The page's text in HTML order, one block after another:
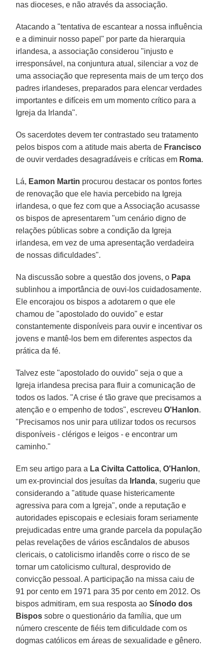
nas dioceses, e não através da associação.
Atacando a "tentativa de escantear a nossa influência
e a diminuir nosso papel" por parte da hierarquia
irlandesa, a associação considerou "injusto e
irresponsável, na conjuntura atual, silenciar a voz de
uma associação que representa mais de um terço dos
padres irlandeses, preparados para elencar verdades
importantes e difíceis em um momento crítico para a
Igreja da Irlanda".
Os sacerdotes devem ter contrastado seu tratamento
pelos bispos com a atitude mais aberta de Francisco
de ouvir verdades desagradáveis e críticas em Roma.
Lá, Eamon Martin procurou destacar os pontos fortes
de renovação que ele havia percebido na Igreja
irlandesa, o que fez com que a Associação acusasse
os bispos de apresentarem "um cenário digno de
relações públicas sobre a condição da Igreja
irlandesa, em vez de uma apresentação verdadeira
de nossas dificuldades".
Na discussão sobre a questão dos jovens, o Papa
sublinhou a importância de ouvi-los cuidadosamente.
Ele encorajou os bispos a adotarem o que ele
chamou de "apostolado do ouvido" e estar
constantemente disponíveis para ouvir e incentivar os
jovens e mantê-los bem em diferentes aspectos da
prática da fé.
Talvez este "apostolado do ouvido" seja o que a
Igreja irlandesa precisa para fluir a comunicação de
todos os lados. "A crise é tão grave que precisamos a
atenção e o empenho de todos", escreveuO'Hanlon.
"Precisamos nos unir para utilizar todos os recursos
disponíveis - clérigos e leigos - e encontrar um
caminho."
Em seu artigo para a La Civilta Cattolica,O'Hanlon,
um ex-provincial dos jesuítas da Irlanda, sugeriu que
considerando a "atitude quase histericamente
agressiva para com a Igreja", onde a reputação e
autoridades episcopais e eclesiais foram seriamente
prejudicadas entre uma grande parcela da população
pelas revelações de vários escândalos de abusos
clericais, o catolicismo irlandês corre o risco de se
tornar um catolicismo cultural, desprovido de
convicção pessoal. A participação na missa caiu de
91 por cento em 1971 para 35 por cento em 2012. Os
bispos admitiram, em sua resposta aoSínodo dos
Bispos sobre o questionário da família, que um
número crescente de fiéis tem dificuldade com os
dogmas católicos em áreas de sexualidade e gênero.